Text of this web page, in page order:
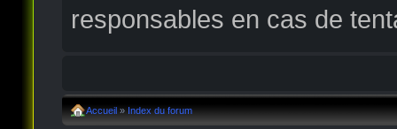
responsables en cas de
Accueil » Index du forum